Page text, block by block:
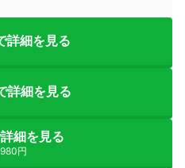
詳細を見る
詳細を見る
細を見る
円